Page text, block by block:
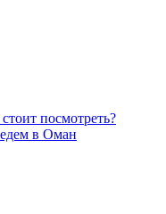
посмотреть?
в Оман